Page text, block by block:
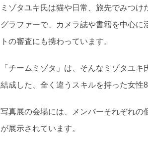
ミゾタユキ氏は猫や日常、旅先でみつ
グラファーで、カメラ誌や書籍を中心
トの審査にも携わっています。
「チームミゾタ」は、そんなミゾタユ
結成した、全く違うスキルを持った女
写真展の会場には、メンバーそれぞれ
が展示されています。